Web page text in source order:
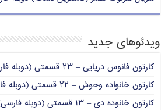
ویدئوهای جدید
کارتون فانوس دریایی – ۲۳ قسمتی (دوبله فارسی)
کارتون خانواده وحوش – ۲۲ قسمتی (دوبله فارسی)
کارتون خانوده دی – ۱۳ قسمتی (دوبله فارسی)